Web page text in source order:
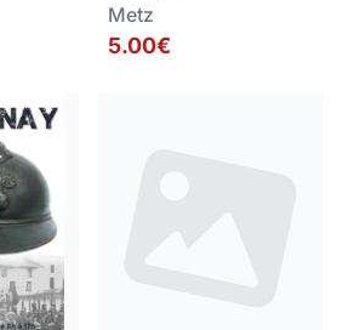
Metz
5.00€